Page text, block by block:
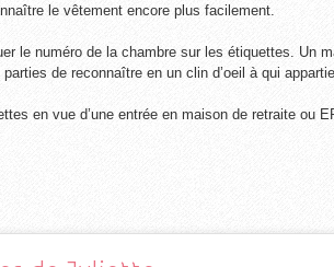
le vêtement encore plus facilement.
le numéro de la chambre sur les étiquettes. Un
de reconnaître en un clin d’oeil à qui
en vue d’une entrée en maison de retraite ou